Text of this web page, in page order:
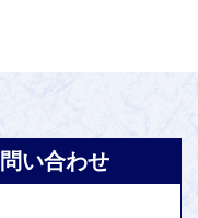
い合わせ